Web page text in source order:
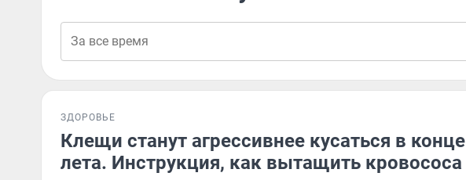
ЗДОРОВЬЕ
Клещи станут агрессивнее кусаться в конце
лета. Инструкция, как вытащить кровососа